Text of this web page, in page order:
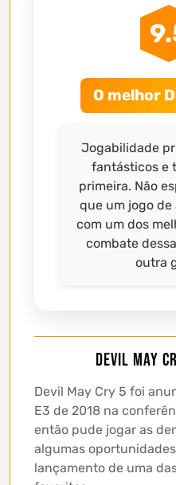
O melhor
Jogabilidade
fantásticos e
primeira. Não
que um jogo
com um dos
combate
outra
Devil May
Devil May Cry 5 foi
E3 de 2018 na
então pude jogar as
algumas
lançamento de uma